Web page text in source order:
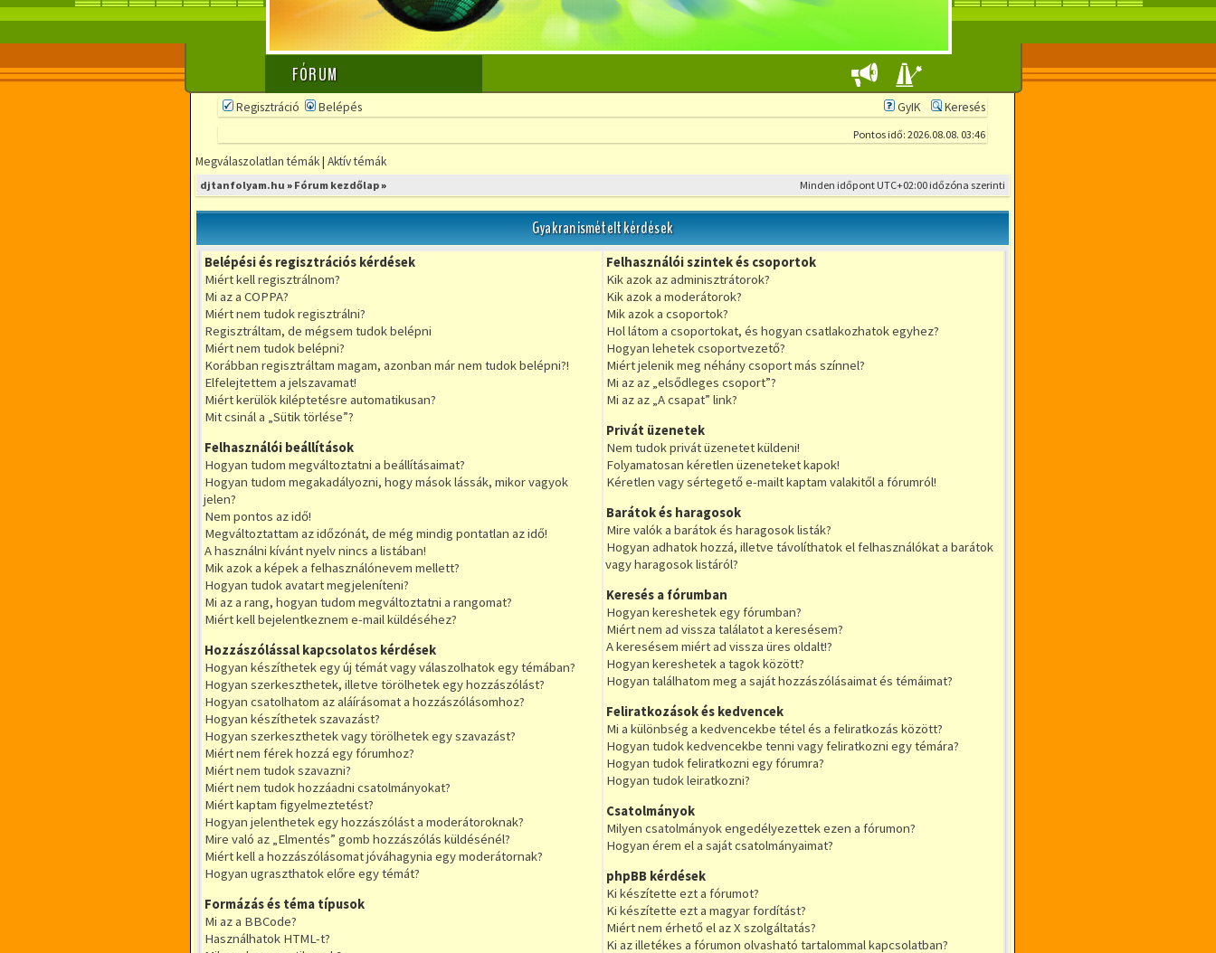
FÓRUM
Regisztráció Belépés GyIK Keresés
Pontos idő: 2026.08.08. 03:46
Megválaszolatlan témák| Aktív témák
djtanfolyam.hu » Fórum kezdőlap» Minden időpont UTC+02:00 időzóna szerinti
Gyakran ismételt kérdések
Belépési és regisztrációs kérdések
Miért kell regisztrálnom?
Mi az a COPPA?
Miért nem tudok regisztrálni?
Regisztráltam, de mégsem tudok belépni
Miért nem tudok belépni?
Korábban regisztráltam magam, azonban már nem tudok belépni?!
Elfelejtettem a jelszavamat!
Miért kerülök kiléptetésre automatikusan?
Mit csinál a „Sütik törlése”?
Felhasználói beállítások
Hogyan tudom megváltoztatni a beállításaimat?
Hogyan tudom megakadályozni, hogy mások lássák, mikor vagyok
jelen?
Nem pontos az idő!
Megváltoztattam az időzónát, de még mindig pontatlan az idő!
A használni kívánt nyelv nincs a listában!
Mik azok a képek a felhasználónevem mellett?
Hogyan tudok avatart megjeleníteni?
Mi az a rang, hogyan tudom megváltoztatni a rangomat?
Miért kell bejelentkeznem e-mail küldéséhez?
Hozzászólással kapcsolatos kérdések
Hogyan készíthetek egy új témát vagy válaszolhatok egy témában?
Hogyan szerkeszthetek, illetve törölhetek egy hozzászólást?
Hogyan csatolhatom az aláírásomat a hozzászólásomhoz?
Hogyan készíthetek szavazást?
Hogyan szerkeszthetek vagy törölhetek egy szavazást?
Miért nem férek hozzá egy fórumhoz?
Miért nem tudok szavazni?
Miért nem tudok hozzáadni csatolmányokat?
Miért kaptam figyelmeztetést?
Hogyan jelenthetek egy hozzászólást a moderátoroknak?
Mire való az „Elmentés” gomb hozzászólás küldésénél?
Miért kell a hozzászólásomat jóváhagynia egy moderátornak?
Hogyan ugraszthatok előre egy témát?
Formázás és téma típusok
Mi az a BBCode?
Használhatok HTML-t?
Felhasználói szintek és csoportok
Kik azok az adminisztrátorok?
Kik azok a moderátorok?
Mik azok a csoportok?
Hol látom a csoportokat, és hogyan csatlakozhatok egyhez?
Hogyan lehetek csoportvezető?
Miért jelenik meg néhány csoport más színnel?
Mi az az „elsődleges csoport”?
Mi az az „A csapat” link?
Privát üzenetek
Nem tudok privát üzenetet küldeni!
Folyamatosan kéretlen üzeneteket kapok!
Kéretlen vagy sértegető e-mailt kaptam valakitől a fórumról!
Barátok és haragosok
Mire valók a barátok és haragosok listák?
Hogyan adhatok hozzá, illetve távolíthatok el felhasználókat a barátok
vagy haragosok listáról?
Keresés a fórumban
Hogyan kereshetek egy fórumban?
Miért nem ad vissza találatot a keresésem?
A keresésem miért ad vissza üres oldalt!?
Hogyan kereshetek a tagok között?
Hogyan találhatom meg a saját hozzászólásaimat és témáimat?
Feliratkozások és kedvencek
Mi a különbség a kedvencekbe tétel és a feliratkozás között?
Hogyan tudok kedvencekbe tenni vagy feliratkozni egy témára?
Hogyan tudok feliratkozni egy fórumra?
Hogyan tudok leiratkozni?
Csatolmányok
Milyen csatolmányok engedélyezettek ezen a fórumon?
Hogyan érem el a saját csatolmányaimat?
phpBB kérdések
Ki készítette ezt a fórumot?
Ki készítette ezt a magyar fordítást?
Miért nem érhető el az X szolgáltatás?
Ki az illetékes a fórumon olvasható tartalommal kapcsolatban?